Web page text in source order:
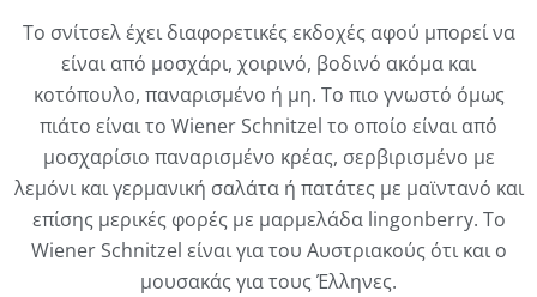
Το σνίτσελ έχει διαφορετικές εκδοχές αφού μπορεί να
είναι από μοσχάρι, χοιρινό, βοδινό ακόμα και
κοτόπουλο, παναρισμένο ή μη. Το πιο γνωστό όμως
πιάτο είναι το Wiener Schnitzel το οποίο είναι από
μοσχαρίσιο παναρισμένο κρέας, σερβιρισμένο με
λεμόνι και γερμανική σαλάτα ή πατάτες με μαϊντανό και
επίσης μερικές φορές με μαρμελάδα lingonberry. Το
Wiener Schnitzel είναι για του Αυστριακούς ότι και ο
μουσακάς για τους Έλληνες.